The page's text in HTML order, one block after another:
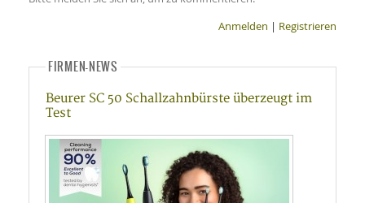
Anmelden | Registrieren
FIRMEN-NEWS
Beurer SC 50 Schallzahnbürste überzeugt im
Test